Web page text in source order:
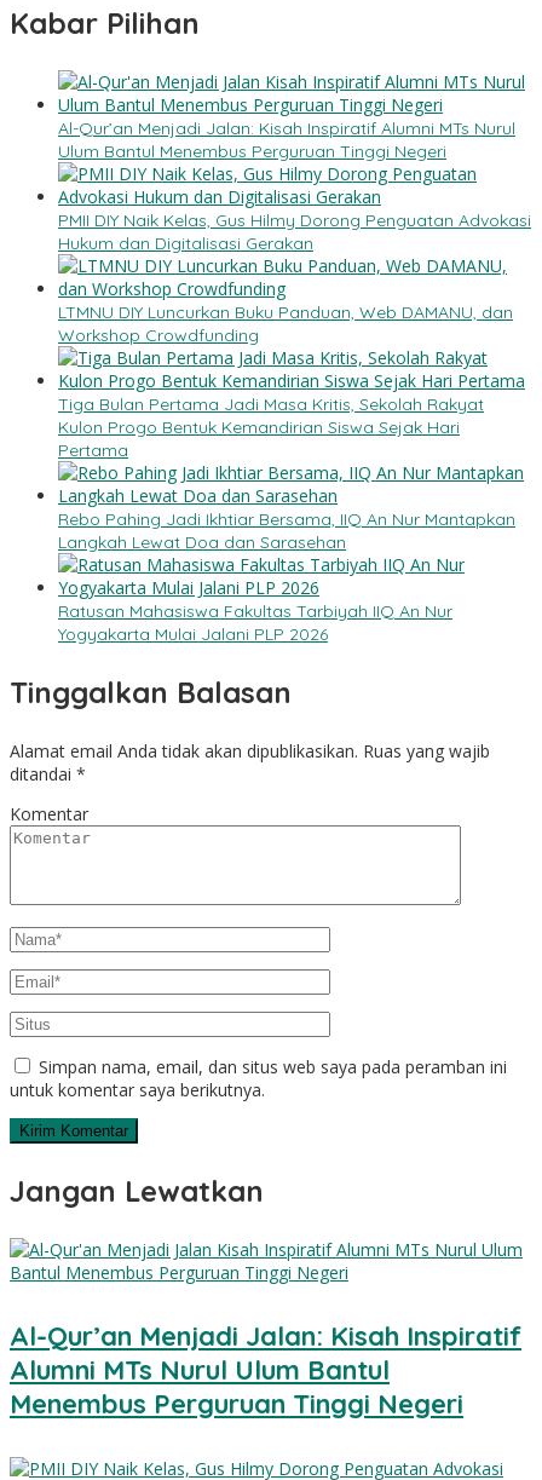
Kabar Pilihan
Al-Qur’an Menjadi Jalan: Kisah Inspiratif Alumni MTs Nurul
Ulum Bantul Menembus Perguruan Tinggi Negeri
PMII DIY Naik Kelas, Gus Hilmy Dorong Penguatan Advokasi
Hukum dan Digitalisasi Gerakan
LTMNU DIY Luncurkan Buku Panduan, Web DAMANU, dan
Workshop Crowdfunding
Tiga Bulan Pertama Jadi Masa Kritis, Sekolah Rakyat
Kulon Progo Bentuk Kemandirian Siswa Sejak Hari
Pertama
Rebo Pahing Jadi Ikhtiar Bersama, IIQ An Nur Mantapkan
Langkah Lewat Doa dan Sarasehan
Ratusan Mahasiswa Fakultas Tarbiyah IIQ An Nur
Yogyakarta Mulai Jalani PLP 2026
Tinggalkan Balasan
Alamat email Anda tidak akan dipublikasikan. Ruas yang wajib
ditandai *
Komentar
Simpan nama, email, dan situs web saya pada peramban ini
untuk komentar saya berikutnya.
Jangan Lewatkan
Al-Qur’an Menjadi Jalan: Kisah Inspiratif
Alumni MTs Nurul Ulum Bantul
Menembus Perguruan Tinggi Negeri